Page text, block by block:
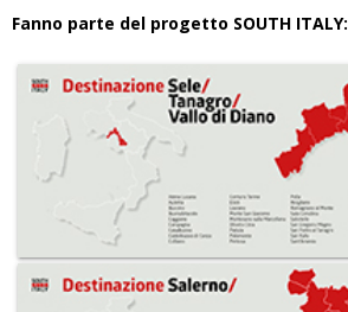
Fanno parte del progetto SOUTH ITALY: